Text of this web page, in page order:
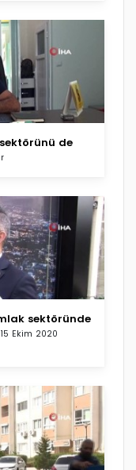
de
sektöründe
15 Ekim 2020